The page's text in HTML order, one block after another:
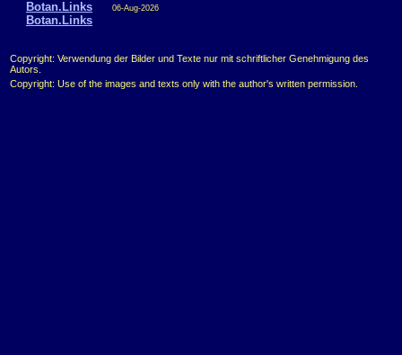
Botan.Links
Botan.Links
06-Aug-2026
Copyright: Verwendung der Bilder und Texte nur mit schriftlicher Genehmigung des
Autors.
Copyright: Use of the images and texts only with the author's written permission.